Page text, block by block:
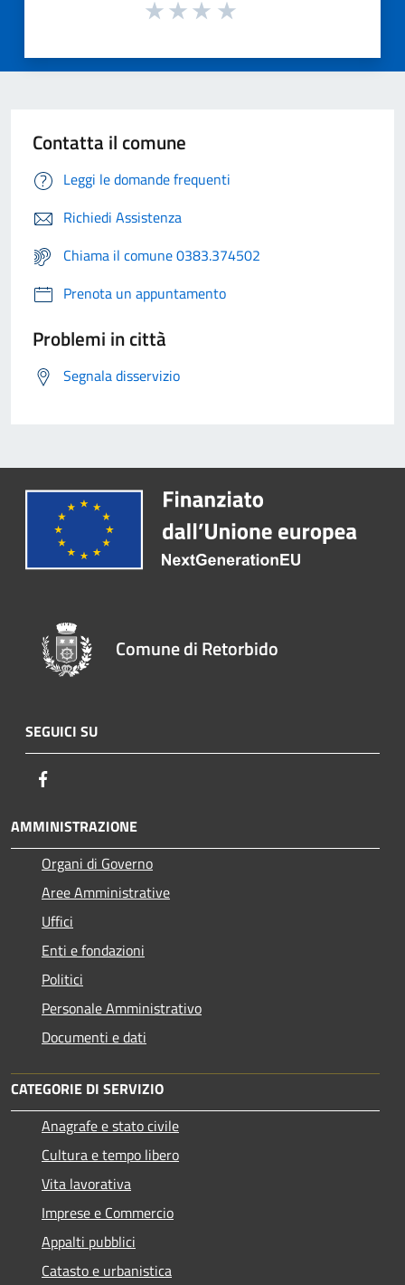
Contatta il comune
Leggi le domande frequenti
Richiedi Assistenza
Chiama il comune 0383.374502
Prenota un appuntamento
Problemi in città
Segnala disservizio
Comune di Retorbido
SEGUICI SU
AMMINISTRAZIONE
Organi di Governo
Aree Amministrative
Uffici
Enti e fondazioni
Politici
Personale Amministrativo
Documenti e dati
CATEGORIE DI SERVIZIO
Anagrafe e stato civile
Cultura e tempo libero
Vita lavorativa
Imprese e Commercio
Appalti pubblici
Catasto e urbanistica